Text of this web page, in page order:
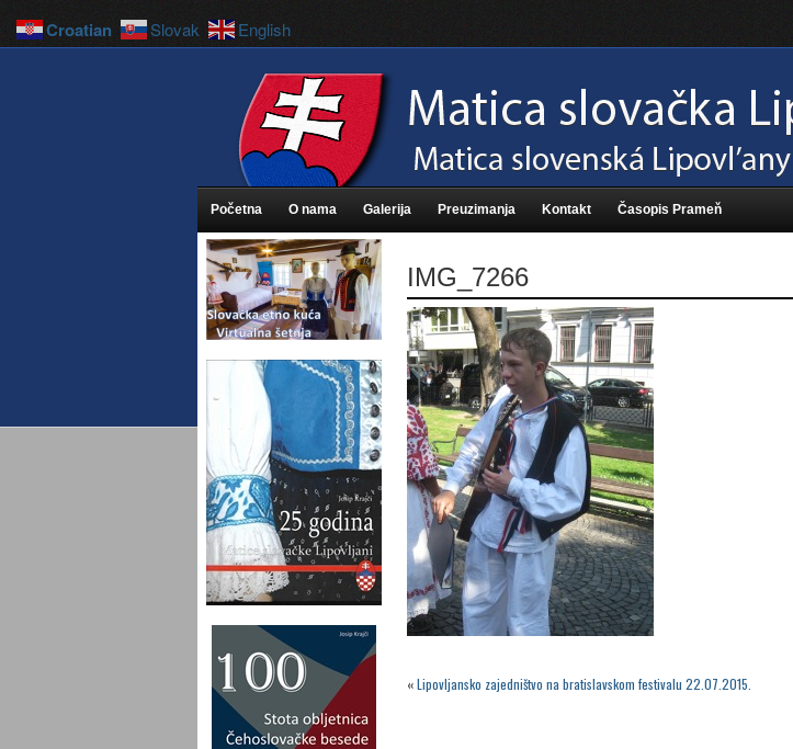
Početna O nama Galerija Preuzimanja Kontakt Časopis Prameň
IMG_7266
«Lipovljansko zajedništvo na bratislavskom festivalu 22.07.2015.
Croatian Slovak English